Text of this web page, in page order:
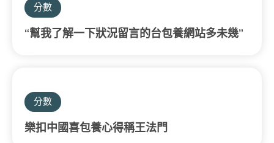
分數
“幫我了解一下狀況留言的台包養網站多未幾”
分數
樂扣中國喜包養心得稱王法門